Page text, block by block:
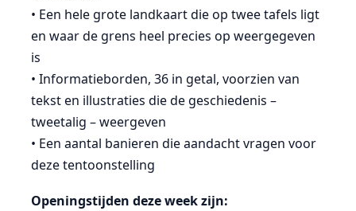
• Een hele grote landkaart die op twee tafels ligt
en waar de grens heel precies op weergegeven
is
• Informatieborden, 36 in getal, voorzien van
tekst en illustraties die de geschiedenis –
tweetalig – weergeven
• Een aantal banieren die aandacht vragen voor
deze tentoonstelling
Openingstijden deze week zijn: